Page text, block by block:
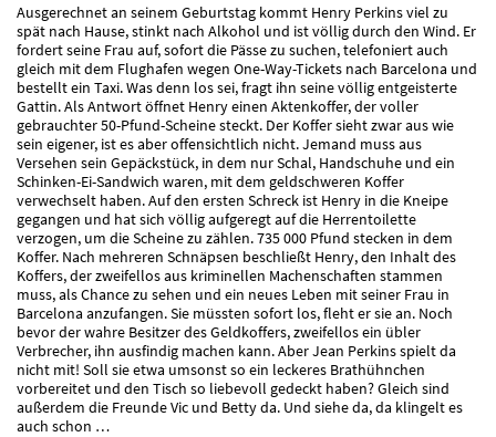
Ausgerechnet an seinem Geburtstag kommt Henry Perkins viel zu
spät nach Hause, stinkt nach Alkohol und ist völlig durch den Wind. Er
fordert seine Frau auf, sofort die Pässe zu suchen, telefoniert auch
gleich mit dem Flughafen wegen One-Way-Tickets nach Barcelona und
bestellt ein Taxi. Was denn los sei, fragt ihn seine völlig entgeisterte
Gattin. Als Antwort öffnet Henry einen Aktenkoffer, der voller
gebrauchter 50-Pfund-Scheine steckt. Der Koffer sieht zwar aus wie
sein eigener, ist es aber offensichtlich nicht. Jemand muss aus
Versehen sein Gepäckstück, in dem nur Schal, Handschuhe und ein
Schinken-Ei-Sandwich waren, mit dem geldschweren Koffer
verwechselt haben. Auf den ersten Schreck ist Henry in die Kneipe
gegangen und hat sich völlig aufgeregt auf die Herrentoilette
verzogen, um die Scheine zu zählen. 735 000 Pfund stecken in dem
Koffer. Nach mehreren Schnäpsen beschließt Henry, den Inhalt des
Koffers, der zweifellos aus kriminellen Machenschaften stammen
muss, als Chance zu sehen und ein neues Leben mit seiner Frau in
Barcelona anzufangen. Sie müssten sofort los, fleht er sie an. Noch
bevor der wahre Besitzer des Geldkoffers, zweifellos ein übler
Verbrecher, ihn ausfindig machen kann. Aber Jean Perkins spielt da
nicht mit! Soll sie etwa umsonst so ein leckeres Brathühnchen
vorbereitet und den Tisch so liebevoll gedeckt haben? Gleich sind
außerdem die Freunde Vic und Betty da. Und siehe da, da klingelt es
auch schon …